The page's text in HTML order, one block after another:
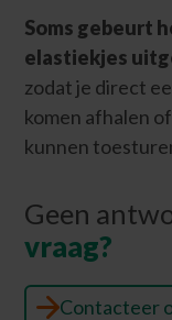
Soms gebeurt
elastiekjes
zodat je direct
komen afhalen
kunnen
Geen
vraag?
Contacteer